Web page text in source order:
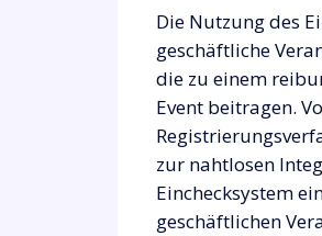
Die Nutzung des
geschäftliche
die zu einem
Event beitragen.
zur nahtlosen
Einchecksystem
geschäftlichen